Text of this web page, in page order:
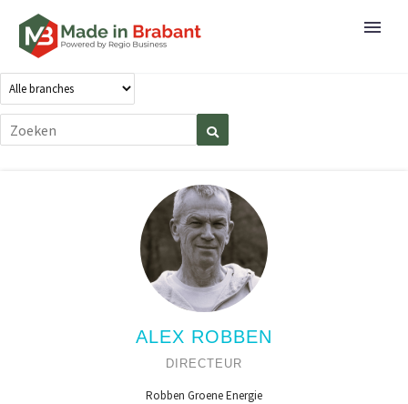
ALEX ROBBEN
DIRECTEUR
Robben Groene Energie